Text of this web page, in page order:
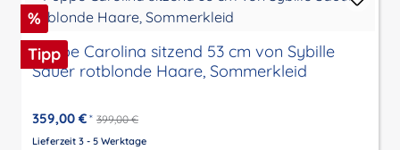
Rabatt
%
Tipp
Puppe Carolina sitzend 53 cm von Sybille
Sauer rotblonde Haare, Sommerkleid
359,00 € * 399,00 €
Lieferzeit 3 - 5 Werktage